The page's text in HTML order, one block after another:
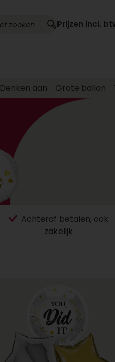
Prijzen incl.
Denken aan Grote ballon
Achteraf betalen, ook
zakelijk